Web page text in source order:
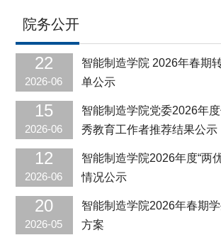
院务公开
22
2026-06
智能制造学院 2026年春期
单公示
15
2026-06
智能制造学院党委2026年
秀教育工作者推荐结果公示
12
2026-06
智能制造学院2026年度“两
情况公示
20
2026-05
智能制造学院2026年春期
方案